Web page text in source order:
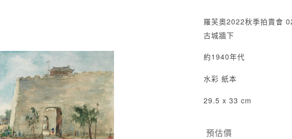
羅芙奧2022秋季拍賣會
古城牆下
約1940年代
水彩 紙本
29.5 x 33 cm
預估價